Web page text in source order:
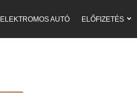
ELEKTROMOS AUTÓ ELŐFIZETÉS